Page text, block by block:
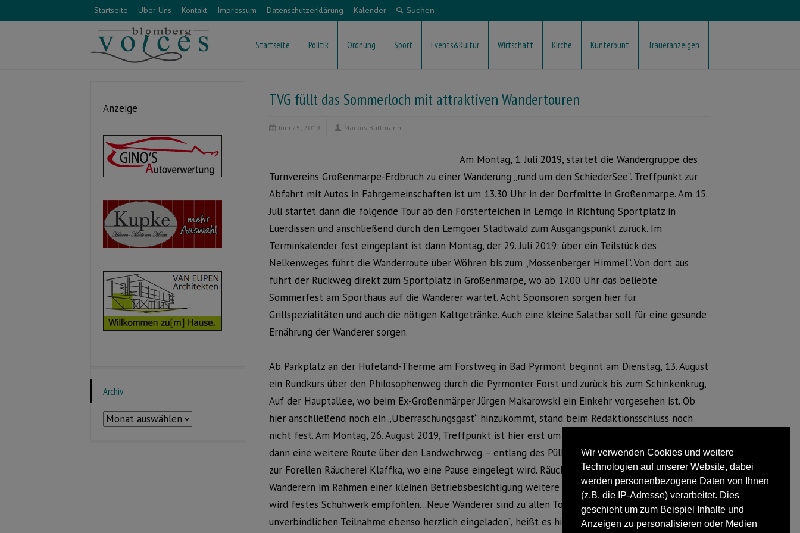
Wir verwenden Cookies und weitere
Technologien auf unserer Website, dabei
werden personenbezogene Daten von Ihnen
(z.B. die IP-Adresse) verarbeitet. Dies
geschieht um zum Beispiel Inhalte und
Anzeigen zu personalisieren oder Medien
Startseite Über Uns Kontakt Impressum Datenschutzerklärung Kalender
Startseite Politik Ordnung Sport Events&Kultur Wirtschaft Kirche Kunterbunt Traueranzeigen
TVG füllt das Sommerloch mit attraktiven Wandertouren
Juni 25, 2019 Markus Bültmann
Am Montag, 1. Juli 2019, startet die Wandergruppe des
Turnvereins Großenmarpe-Erdbruch zu einer Wanderung „rund um den SchiederSee“. Treffpunkt zur
Abfahrt mit Autos in Fahrgemeinschaften ist um 13.30 Uhr in der Dorfmitte in Großenmarpe. Am 15.
Juli startet dann die folgende Tour ab den Försterteichen in Lemgo in Richtung Sportplatz in
Lüerdissen und anschließend durch den Lemgoer Stadtwald zum Ausgangspunkt zurück. Im
Terminkalender fest eingeplant ist dann Montag, der 29. Juli 2019: über ein Teilstück des
Nelkenweges führt die Wanderroute über Wöhren bis zum „Mossenberger Himmel“. Von dort aus
führt der Rückweg direkt zum Sportplatz in Großenmarpe, wo ab 17.00 Uhr das beliebte
Sommerfest am Sporthaus auf die Wanderer wartet. Acht Sponsoren sorgen hier für
Grillspezialitäten und auch die nötigen Kaltgetränke. Auch eine kleine Salatbar soll für eine gesunde
Ernährung der Wanderer sorgen.
Ab Parkplatz an der Hufeland-Therme am Forstweg in Bad Pyrmont beginnt am Dienstag, 13. August
ein Rundkurs über den Philosophenweg durch die Pyrmonter Forst und zurück bis zum Schinkenkrug,
Auf der Hauptallee, wo beim Ex-Großenmärper Jürgen Makarowski ein Einkehr vorgesehen ist. Ob
hier anschließend noch ein „Überraschungsgast“ hinzukommt, stand beim Redaktionsschluss noch
nicht fest. Am Montag, 26. August 2019, Treffpunkt ist hier erst um 14.30 Uhr in der Dorfmitte, führt
dann eine weitere Route über den Landwehrweg – entlang des Püllenberges – bis nach Hofdonop
zur Forellen Räucherei Klaffka, wo eine Pause eingelegt wird. Räuchermeister „Manni“ wird den TVG-
Wanderern im Rahmen einer kleinen Betriebsbesichtigung weitere Details erläutern. Zu allen Touren
wird festes Schuhwerk empfohlen. „Neue Wanderer sind zu allen Touren zu einer zunächst
unverbindlichen Teilnahme ebenso herzlich eingeladen“, heißt es hierzu abschließend in der
Anzeige
Archiv
Archiv